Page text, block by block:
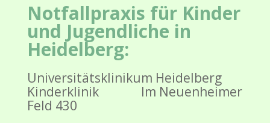
Notfallpraxis für Kinder
und Jugendliche in
Heidelberg:
Universitätsklinikum Heidelberg
Kinderklinik Im Neuenheimer
Feld 430